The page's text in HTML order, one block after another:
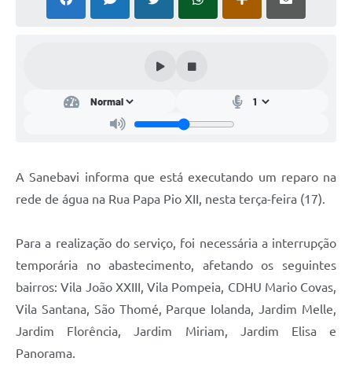
A Sanebavi informa que está executando um reparo na
rede de água na Rua Papa Pio XII, nesta terça-feira (17).
Para a realização do serviço, foi necessária a interrupção
temporária no abastecimento, afetando os seguintes
bairros: Vila João XXIII, Vila Pompeia, CDHU Mario Covas,
Vila Santana, São Thomé, Parque Iolanda, Jardim Melle,
Jardim Florência, Jardim Miriam, Jardim Elisa e
Panorama.